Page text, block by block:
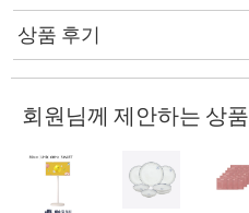
상품 후기
회원님께 제안하는 상품